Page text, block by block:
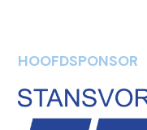
HOOFDSPONSOR